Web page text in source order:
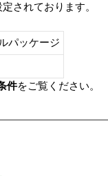
されております。
パッケージ
件をご覧ください。